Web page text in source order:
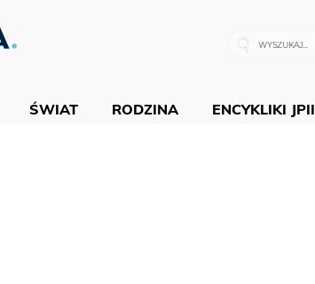
ŚWIAT RODZINA ENCYKLIKI JPII